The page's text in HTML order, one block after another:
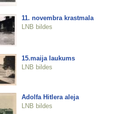
11. novembra krastmala
LNB bildes
15.maija laukums
LNB bildes
Adolfa Hitlera aleja
LNB bildes